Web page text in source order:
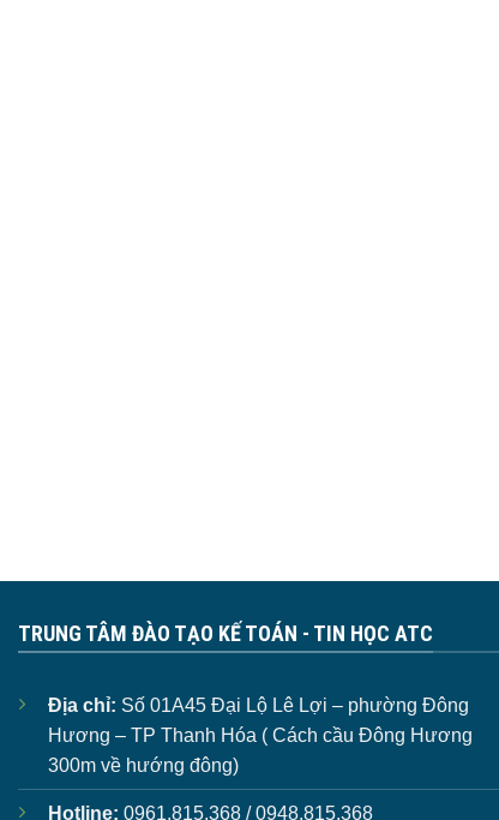
TRUNG TÂM ĐÀO TẠO KẾ TOÁN - TIN HỌC ATC
Địa chỉ: Số 01A45 Đại Lộ Lê Lợi – phường Đông
Hương – TP Thanh Hóa ( Cách cầu Đông Hương
300m về hướng đông)
Hotline: 0961.815.368 / 0948.815.368